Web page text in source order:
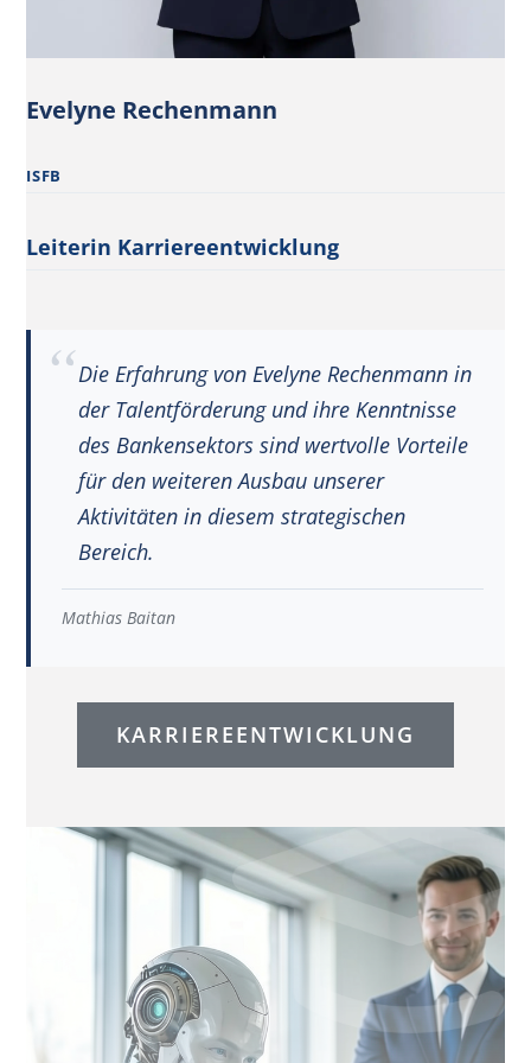
Evelyne Rechenmann
ISFB
Leiterin Karriereentwicklung
Die Erfahrung von Evelyne Rechenmann in
der Talentförderung und ihre Kenntnisse
des Bankensektors sind wertvolle Vorteile
für den weiteren Ausbau unserer
Aktivitäten in diesem strategischen
Bereich.
Mathias Baitan
KARRIEREENTWICKLUNG